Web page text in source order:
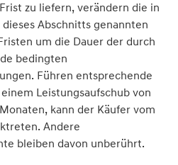
zu liefern, verändern die in
Abschnitts genannten
um die Dauer der durch
bedingten
Führen entsprechende
Leistungsaufschub von
kann der Käufer vom
Andere
bleiben davon unberührt.